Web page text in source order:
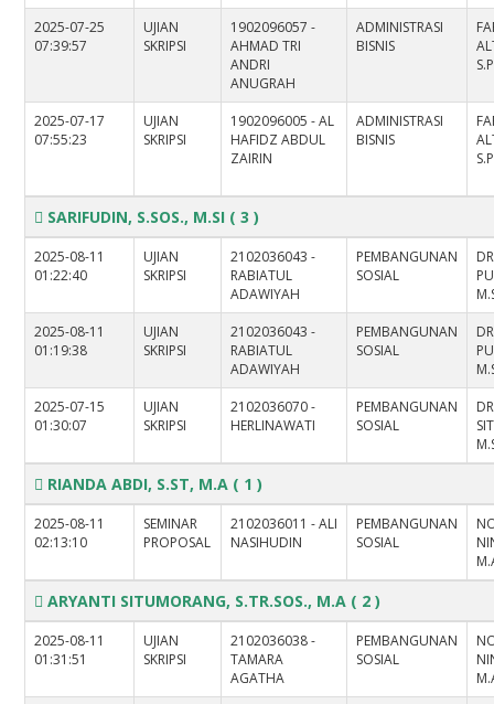
2025-07-25
07:39:57
UJIAN
SKRIPSI
1902096057 -
AHMAD TRI
ANDRI
ANUGRAH
ADMINISTRASI
BISNIS
2025-07-17
07:55:23
UJIAN
SKRIPSI
1902096005 - AL
HAFIDZ ABDUL
ZAIRIN
ADMINISTRASI
BISNIS
SARIFUDIN, S.SOS., M.SI ( 3 )
2025-08-11
01:22:40
UJIAN
SKRIPSI
2102036043 -
RABIATUL
ADAWIYAH
PEMBANGUNAN
SOSIAL
2025-08-11
01:19:38
UJIAN
SKRIPSI
2102036043 -
RABIATUL
ADAWIYAH
PEMBANGUNAN
SOSIAL
2025-07-15
01:30:07
UJIAN
SKRIPSI
2102036070 -
HERLINAWATI
PEMBANGUNAN
SOSIAL
RIANDA ABDI, S.ST, M.A ( 1 )
2025-08-11
02:13:10
SEMINAR
PROPOSAL
2102036011 - ALI
NASIHUDIN
PEMBANGUNAN
SOSIAL
ARYANTI SITUMORANG, S.TR.SOS., M.A ( 2 )
2025-08-11
01:31:51
UJIAN
SKRIPSI
2102036038 -
TAMARA
AGATHA
PEMBANGUNAN
SOSIAL